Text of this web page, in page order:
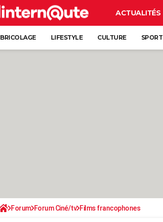
ACTUALITÉS
BRICOLAGE LIFESTYLE CULTURE SPORT
Forum Forum Ciné/tv Films francophones